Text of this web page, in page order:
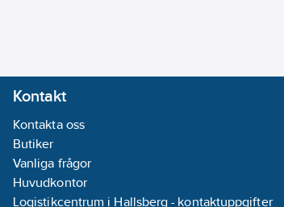
Kontakt
Kontakta oss
Butiker
Vanliga frågor
Huvudkontor
Logistikcentrum i Hallsberg - kontaktuppgifter